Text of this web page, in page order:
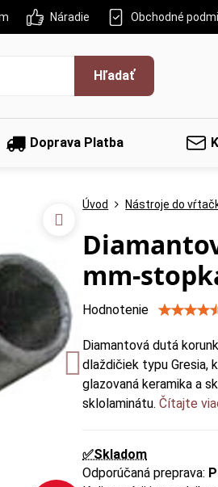
Náradie Obchodné
Hľadať
Doprava Platba
Úvod Nástroje do
mm-
Hodnotenie
Diamantová dutá
dlaždičiek typu Gresia,
glazovaná keramika a
sklolaminátu.Čítajte
✅Skladom